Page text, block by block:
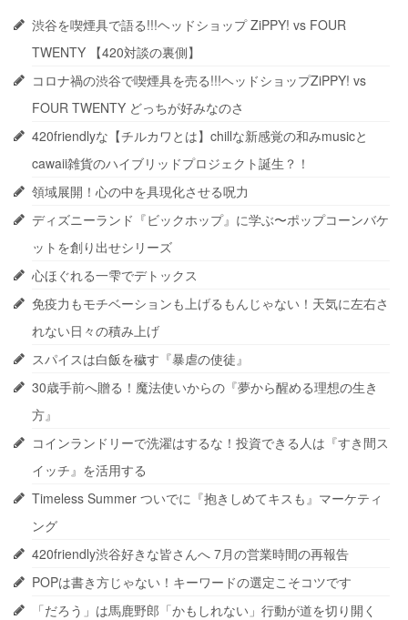
渋谷を喫煙具で語る!!!ヘッドショップ ZiPPY! vs FOUR
TWENTY 【420対談の裏側】
コロナ禍の渋谷で喫煙具を売る!!!ヘッドショップZiPPY! vs
FOUR TWENTY どっちが好みなのさ
420friendlyな【チルカワとは】chillな新感覚の和みmusicと
cawaii雑貨のハイブリッドプロジェクト誕生？！
領域展開！心の中を具現化させる呪力
ディズニーランド『ビックホップ』に学ぶ〜ポップコーンバケ
ットを創り出せシリーズ
心ほぐれる一雫でデトックス
免疫力もモチベーションも上げるもんじゃない！天気に左右さ
れない日々の積み上げ
スパイスは白飯を穢す『暴虐の使徒』
30歳手前へ贈る！魔法使いからの『夢から醒める理想の生き
方』
コインランドリーで洗濯はするな！投資できる人は『すき間ス
イッチ』を活用する
Timeless Summer ついでに『抱きしめてキスも』マーケティ
ング
420friendly渋谷好きな皆さんへ 7月の営業時間の再報告
POPは書き方じゃない！キーワードの選定こそコツです
「だろう」は馬鹿野郎「かもしれない」行動が道を切り開く